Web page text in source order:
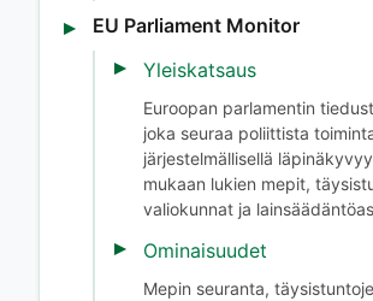
EU Parliament Monitor
Yleiskatsaus
Euroopan parlamentin
joka seuraa poliittista
järjestelmällisellä
mukaan lukien mepit,
valiokunnat ja
Ominaisuudet
Mepin seuranta,